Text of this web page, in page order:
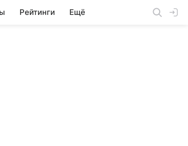
Рейтинги Ещё